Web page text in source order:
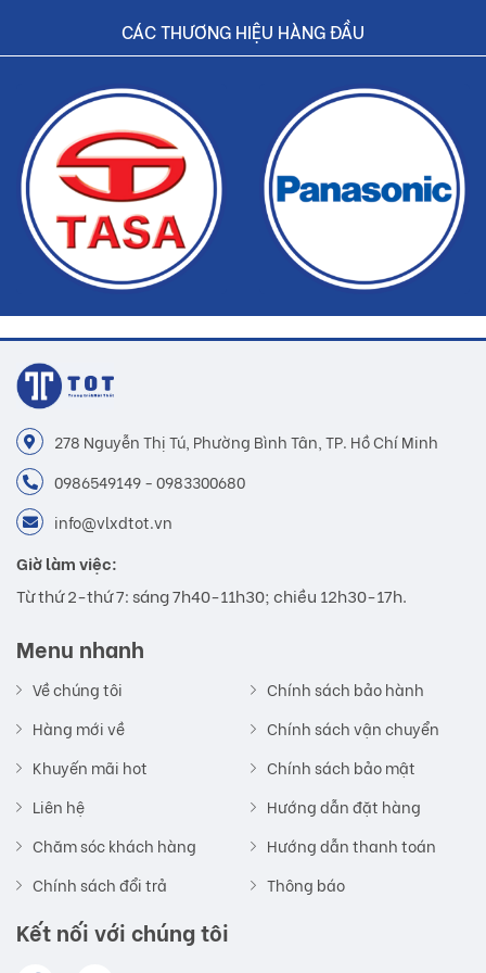
CÁC THƯƠNG HIỆU HÀNG ĐẦU
278 Nguyễn Thị Tú, Phường Bình Tân, TP. Hồ Chí Minh
0986549149 - 0983300680
info@vlxdtot.vn
Giờ làm việc:
Từ thứ 2-thứ 7: sáng 7h40-11h30; chiều 12h30-17h.
Menu nhanh
Về chúng tôi
Hàng mới về
Khuyến mãi hot
Liên hệ
Chăm sóc khách hàng
Chính sách đổi trả
Chính sách bảo hành
Chính sách vận chuyển
Chính sách bảo mật
Hướng dẫn đặt hàng
Hướng dẫn thanh toán
Thông báo
Kết nối với chúng tôi